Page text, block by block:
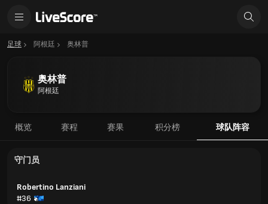
足球 阿根廷 奥林普
奥林普
阿根廷
概览 赛程 赛果 积分榜 球队阵容
守门员
Robertino Lanziani
#36